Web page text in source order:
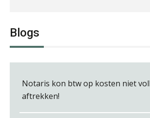
Jan van
Blogs
Notaris kon btw op kosten niet
aftrekken!